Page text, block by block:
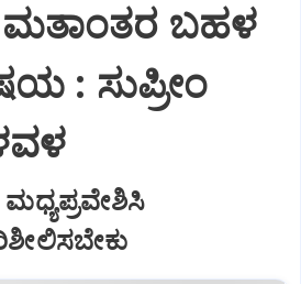
ಬಹಳ
: ಸುಪ್ರೀಂ
ಮಧ್ಯಪ್ರವೇಶಿಸಿ